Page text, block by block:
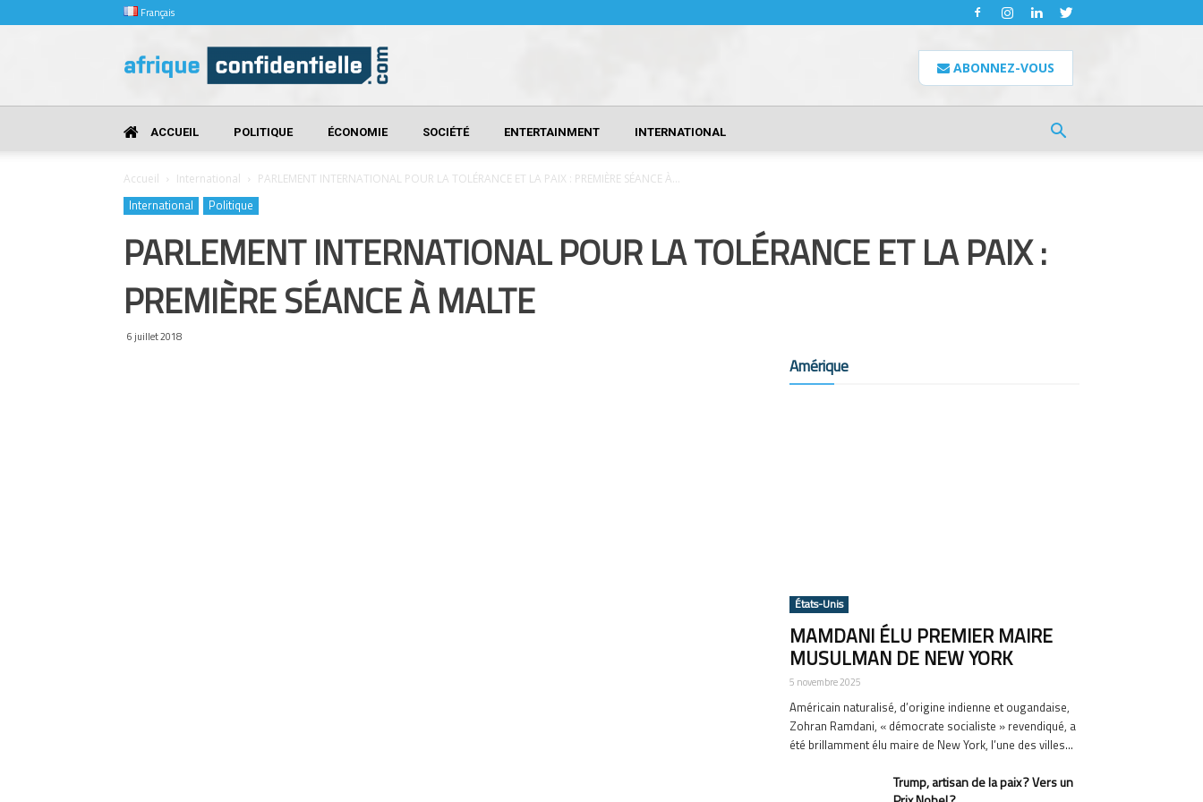
Français
Confidentielle
ABONNEZ-VOUS
ACCUEIL POLITIQUE ÉCONOMIE SOCIÉTÉ ENTERTAINMENT INTERNATIONAL
Accueil International PARLEMENT INTERNATIONAL POUR LA TOLÉRANCE ET LA PAIX : PREMIÈRE SÉANCE À...
International Politique
PARLEMENT INTERNATIONAL POUR LA TOLÉRANCE ET LA PAIX :
PREMIÈRE SÉANCE À MALTE
6 juillet 2018
Amérique
États-Unis
MAMDANI ÉLU PREMIER MAIRE
MUSULMAN DE NEW YORK
5 novembre 2025
Américain naturalisé, d’origine indienne et ougandaise,
Zohran Ramdani, « démocrate socialiste » revendiqué, a
été brillamment élu maire de New York, l’une des villes...
Trump, artisan de la paix ? Vers un